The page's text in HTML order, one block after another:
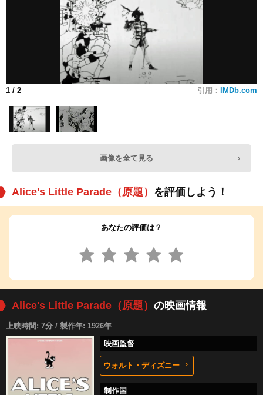
1 / 2 引用： IMDb.com
画像を全て見る
Alice's Little Parade（原題） を評価しよう！
あなたの評価は？
Alice's Little Parade（原題） の映画情報
上映時間: 7分 / 製作年: 1926年
映画監督
ウォルト・ディズニー
制作国